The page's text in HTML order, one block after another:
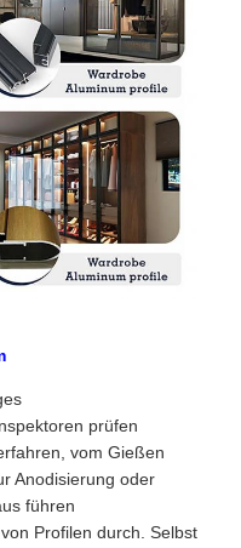
prüfen
vom Gießen
Anodisierung oder
führen
Profilen durch. Selbst